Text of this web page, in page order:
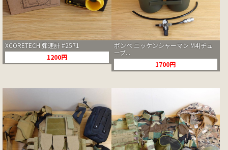
XCORETECH 弾速計 #2571
1200円
ボンベ ニッケンシャーマン M4(チュ
ーブ...
1700円